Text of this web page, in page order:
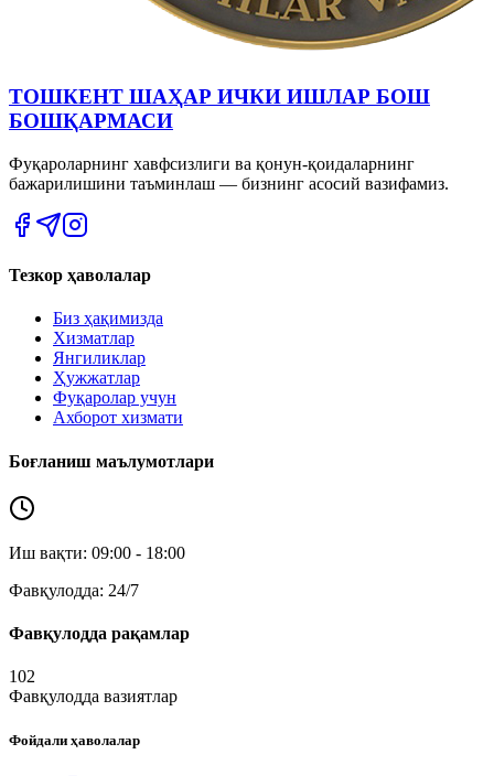
ТОШКЕНТ ШАҲАР ИЧКИ ИШЛАР БОШ
БОШҚАРМАСИ
Фуқароларнинг хавфсизлиги ва қонун-қоидаларнинг
бажарилишини таъминлаш — бизнинг асосий вазифамиз.
Тезкор ҳаволалар
Биз ҳақимизда
Хизматлар
Янгиликлар
Ҳужжатлар
Фуқаролар учун
Ахборот хизмати
Боғланиш маълумотлари
Иш вақти: 09:00 - 18:00
Фавқулодда: 24/7
Фавқулодда рақамлар
102
Фавқулодда вазиятлар
Фойдали ҳаволалар